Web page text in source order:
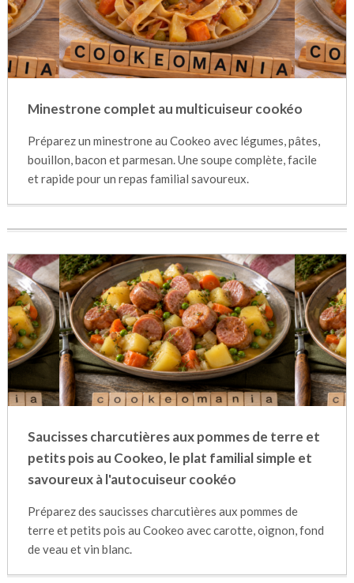
Minestrone complet au multicuiseur cookéo
Préparez un minestrone au Cookeo avec légumes, pâtes,
bouillon, bacon et parmesan. Une soupe complète, facile
et rapide pour un repas familial savoureux.
Saucisses charcutières aux pommes de terre et
petits pois au Cookeo, le plat familial simple et
savoureux à l'autocuiseur cookéo
Préparez des saucisses charcutières aux pommes de
terre et petits pois au Cookeo avec carotte, oignon, fond
de veau et vin blanc.